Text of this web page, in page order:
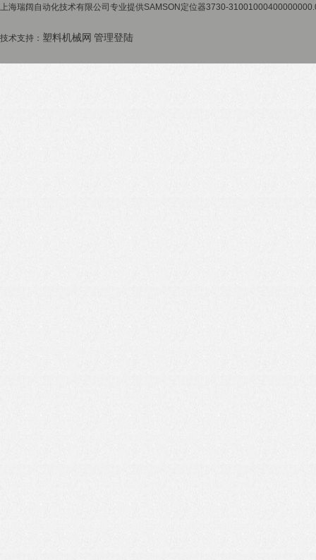
上海瑞阔自动化技术有限公司专业提供SAMSON定位器3730-
技术支持： 塑料机械网 管理登陆